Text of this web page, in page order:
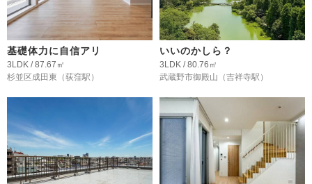
基礎体力に自信アリ
3LDK / 87.67㎡
杉並区成田東 （荻窪駅）
いいのかしら？
3LDK / 80.76㎡
武蔵野市御殿山 （吉祥寺駅）